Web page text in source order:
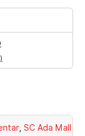
, SC Ada Mall